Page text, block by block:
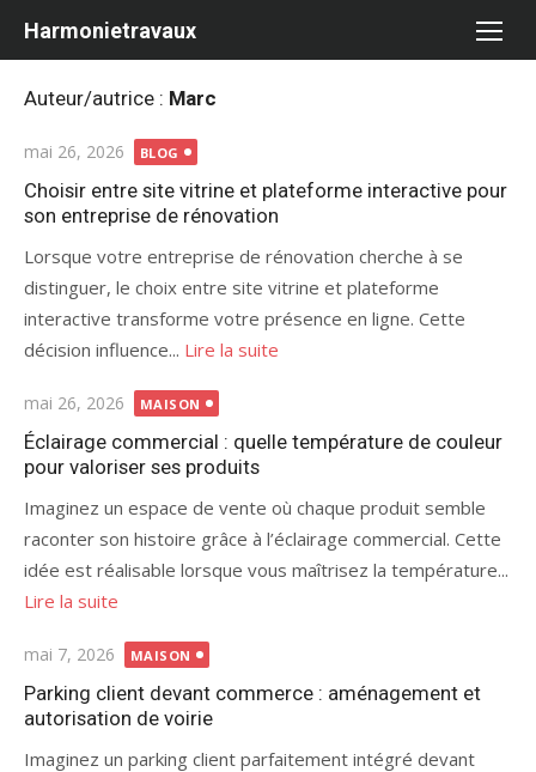
Harmonietravaux
Auteur/autrice : Marc
Publié
le
mai 26, 2026 BLOG
Choisir entre site vitrine et plateforme interactive pour
son entreprise de rénovation
Lorsque votre entreprise de rénovation cherche à se
distinguer, le choix entre site vitrine et plateforme
interactive transforme votre présence en ligne. Cette
décision influence... Lire la suite
Publié
le
mai 26, 2026 MAISON
Éclairage commercial : quelle température de couleur
pour valoriser ses produits
Imaginez un espace de vente où chaque produit semble
raconter son histoire grâce à l’éclairage commercial. Cette
idée est réalisable lorsque vous maîtrisez la température...
Lire la suite
Publié
le
mai 7, 2026 MAISON
Parking client devant commerce : aménagement et
autorisation de voirie
Imaginez un parking client parfaitement intégré devant